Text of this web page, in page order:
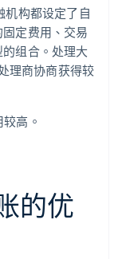
机构都设定了自
定费用、交易
组合。处理大
理商协商获得较
高。
的优